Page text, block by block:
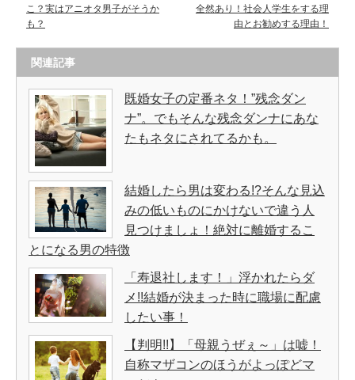
こ？実はアニオタ男子がそうか
も？
全然あり！社会人学生をする理
由とお勧めする理由！
関連記事
既婚女子の定番ネタ！”残念ダン
ナ”。でもそんな残念ダンナにあな
たもネタにされてるかも。
結婚したら男は変わる!?そんな見込
みの低いものにかけないで違う人
見つけましょ！絶対に離婚するこ
とになる男の特徴
「寿退社します！」浮かれたらダ
メ!!結婚が決まった時に職場に配慮
したい事！
【判明!!】「母親うぜぇ～」は嘘！
自称マザコンのほうがよっぽどマ